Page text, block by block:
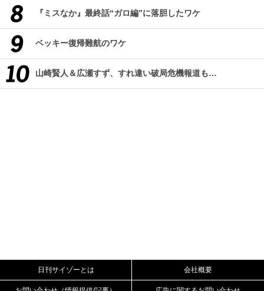
『ミスなか』最終話“ガロ編”に落胆したワケ
ベッキー復帰難航のワケ
山崎賢人＆広瀬すず、すれ違い破局危機報道も…
日刊サイゾーとは 会社概要